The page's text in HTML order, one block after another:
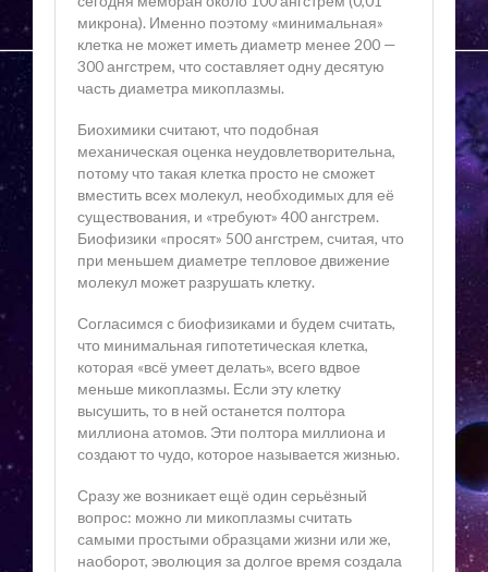
микрона). Именно поэтому «минимальная»
клетка не может иметь диаметр менее 200 —
300 ангстрем, что составляет одну десятую
часть диаметра микоплазмы.
Биохимики считают, что подобная
механическая оценка неудовлетворительна,
потому что такая клетка просто не сможет
вместить всех молекул, необходимых для её
существования, и «требуют» 400 ангстрем.
Биофизики «просят» 500 ангстрем, считая, что
при меньшем диаметре тепловое движение
молекул может разрушать клетку.
Согласимся с биофизиками и будем считать,
что минимальная гипотетическая клетка,
которая «всё умеет делать», всего вдвое
меньше микоплазмы. Если эту клетку
высушить, то в ней останется полтора
миллиона атомов. Эти полтора миллиона и
создают то чудо, которое называется жизнью.
Сразу же возникает ещё один серьёзный
вопрос: можно ли микоплазмы считать
самыми простыми образцами жизни или же,
наоборот, эволюция за долгое время создала